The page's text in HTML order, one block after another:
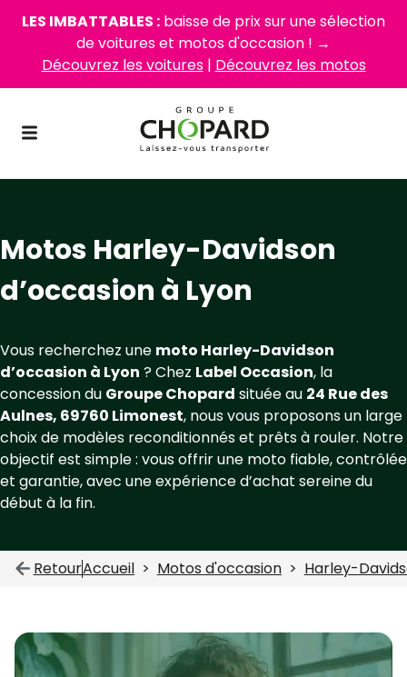
LES IMBATTABLES : baisse de prix sur une sélection
de voitures et motos d'occasion ! →
Découvrez les voitures| Découvrez les motos
Motos Harley-Davidson
d’occasion à Lyon
Vous recherchez une moto Harley-Davidson
d’occasion à Lyon ? Chez Label Occasion, la
concession du Groupe Chopard située au 24 Rue des
Aulnes, 69760 Limonest, nous vous proposons un large
choix de modèles reconditionnés et prêts à rouler. Notre
objectif est simple : vous offrir une moto fiable, contrôlée
et garantie, avec une expérience d’achat sereine du
début à la fin.
RetourAccueil Motos d'occasion Harley-